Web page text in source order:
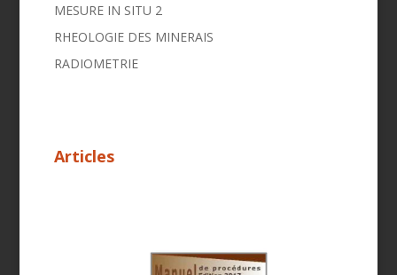
MESURE IN SITU 2
RHEOLOGIE DES MINERAIS
RADIOMETRIE
Articles